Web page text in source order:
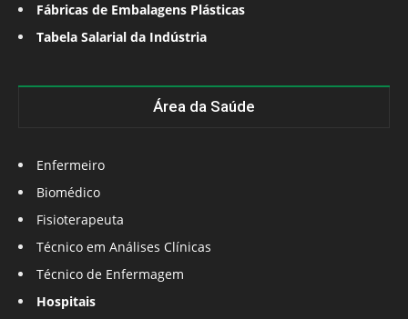
Fábricas de Embalagens Plásticas
Tabela Salarial da Indústria
Área da Saúde
Enfermeiro
Biomédico
Fisioterapeuta
Técnico em Análises Clínicas
Técnico de Enfermagem
Hospitais